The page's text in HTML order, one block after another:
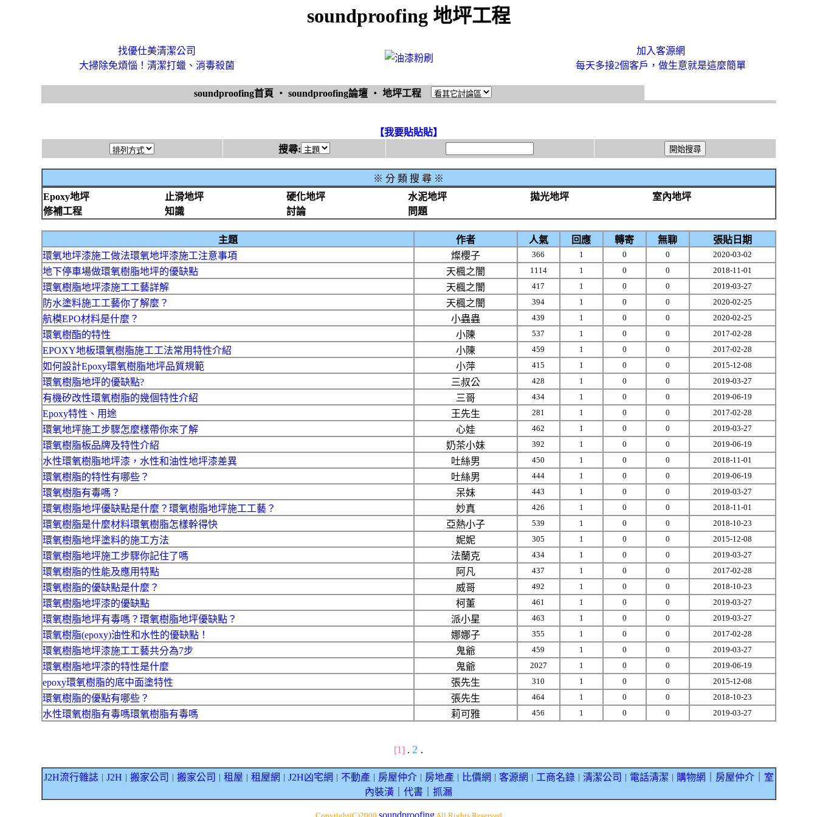
soundproofing 地坪工程
找優仕美清潔公司
大掃除免煩惱！清潔打蠟、消毒殺菌
加入客源網
每天多接2個客戶，做生意就是這麼簡單
soundproofing首頁 ‧ soundproofing論壇 ‧ 地坪工程
【我要貼貼貼】
搜尋:
※ 分 類 搜 尋 ※
Epoxy地坪
止滑地坪 硬化地坪 水泥地坪 拋光地坪
室內地坪
修補工程
知識 討論 問題
主題 作者 人氣 回應 轉寄 無聊
張貼日期
環氧地坪漆施工做法環氧地坪漆施工注意事項
燦櫻子 366 1 0 0 2020-03-02
地下停車場做環氧樹脂地坪的優缺點 天楓之闇 1114 1 0 0 2018-11-01
環氧樹脂地坪漆施工工藝詳解 天楓之闇 417 1 0 0 2019-03-27
防水塗料施工工藝你了解麼？ 天楓之闇 394 1 0 0 2020-02-25
航模EPO材料是什麼？ 小蟲蟲 439 1 0 0 2020-02-25
環氧樹酯的特性 小陳 537 1 0 0 2017-02-28
EPOXY地板環氧樹脂施工工法常用特性介紹 小陳 459 1 0 0 2017-02-28
如何設計Epoxy環氧樹脂地坪品質規範 小萍 415 1 0 0 2015-12-08
環氧樹脂地坪的優缺點? 三叔公 428 1 0 0 2019-03-27
有機矽改性環氧樹脂的幾個特性介紹 三哥 434 1 0 0 2019-06-19
Epoxy特性、用途 王先生 281 1 0 0 2017-02-28
環氧地坪施工步驟怎麼樣帶你來了解 心娃 462 1 0 0 2019-03-27
環氧樹脂板品牌及特性介紹 奶茶小妹 392 1 0 0 2019-06-19
水性環氧樹脂地坪漆，水性和油性地坪漆差異 吐絲男 450 1 0 0 2018-11-01
環氧樹脂的特性有哪些？ 吐絲男 444 1 0 0 2019-06-19
環氧樹脂有毒嗎？ 呆妹 443 1 0 0 2019-03-27
環氧樹脂地坪優缺點是什麼？環氧樹脂地坪施工工藝？ 妙真 426 1 0 0 2018-11-01
環氧樹脂是什麼材料環氧樹脂怎樣幹得快 亞熱小子 539 1 0 0 2018-10-23
環氧樹脂地坪塗料的施工方法 妮妮 305 1 0 0 2015-12-08
環氧樹脂地坪施工步驟你記住了嗎 法蘭克 434 1 0 0 2019-03-27
環氧樹脂的性能及應用特點 阿凡 437 1 0 0 2017-02-28
環氧樹脂的優缺點是什麼？ 威哥 492 1 0 0 2018-10-23
環氧樹脂地坪漆的優缺點 柯董 461 1 0 0 2019-03-27
環氧樹脂地坪有毒嗎？環氧樹脂地坪優缺點？ 派小星 463 1 0 0 2019-03-27
環氧樹脂(epoxy)油性和水性的優缺點！ 娜娜子 355 1 0 0 2017-02-28
環氧樹脂地坪漆施工工藝共分為7步 鬼爺 459 1 0 0 2019-03-27
環氧樹脂地坪漆的特性是什麼 鬼爺 2027 1 0 0 2019-06-19
epoxy環氧樹脂的底中面塗特性 張先生 310 1 0 0 2015-12-08
環氧樹脂的優點有哪些？ 張先生 464 1 0 0 2018-10-23
水性環氧樹脂有毒嗎環氧樹脂有毒嗎 莉可雅 456 1 0 0 2019-03-27
[1] . 2 .
J2H流行雜誌｜ J2H 搬家公司 搬家公司 租屋 租屋網 J2H凶宅網 不動產｜ 房屋仲介｜ 房地產｜ 比價網 客源網 工商名錄｜ 清潔公司 電話清潔 購物網 房屋仲介｜ 室
內裝潢
代書 抓漏
soundproofing